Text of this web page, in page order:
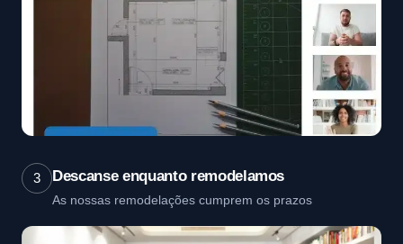
3 Descanse enquanto remodelamos
As nossas remodelações cumprem os prazos